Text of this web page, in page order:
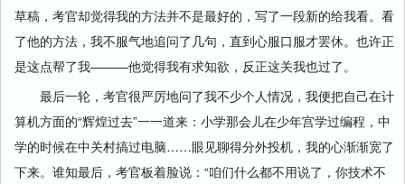
草稿，考官却觉得我的方法并不是最好的，写了一段新的给我看。看
了他的方法，我不服气地追问了几句，直到心服口服才罢休。也许正
是这点帮了我———他觉得我有求知欲，反正这关我也过了。
最后一轮，考官很严厉地问了我不少个人情况，我便把自己在计
算机方面的“辉煌过去”一一道来：小学那会儿在少年宫学过编程，中
学的时候在中关村搞过电脑……眼见聊得分外投机，我的心渐渐宽了
下来。谁知最后，考官板着脸说：“咱们什么都不用说了，你技术不